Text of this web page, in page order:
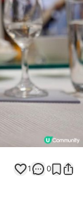
1 0